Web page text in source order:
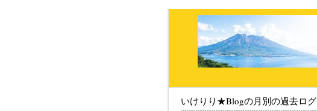
いけりり★Blogの月別の過去ログ